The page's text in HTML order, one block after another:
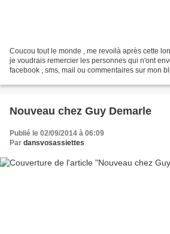
Coucou tout le monde , me revoilà après cette
je voudrais remercier les personnes qui n'ont
facebook , sms, mail ou commentaires sur mon
Nouveau chez Guy Demarle
Publié le 02/09/2014 à 06:09
Par dansvosassiettes